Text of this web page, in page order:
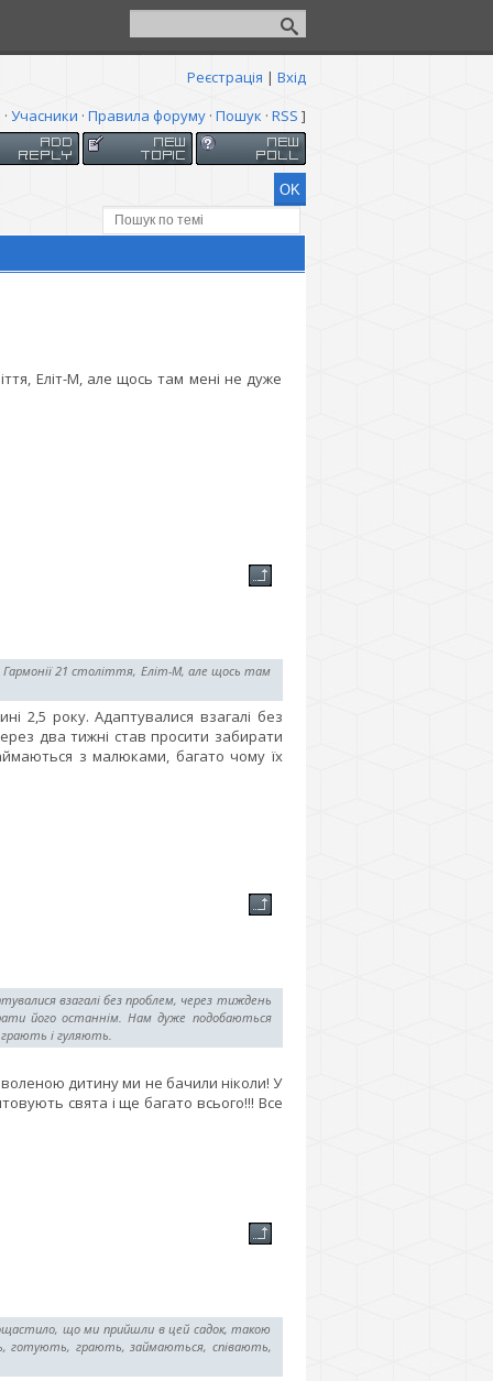
Реєстрація | Вхід
· Учасники · Правила форуму· Пошук · RSS ]
Еліт-М, але щось там мені не дуже
Гармонії 21 століття, Еліт-М, але щось там
2,5 року. Адаптувалися взагалі без
два тижні став просити забирати
з малюками, багато чому їх
взагалі без проблем, через тиждень
його останнім. Нам дуже подобаються
і гуляють.
дитину ми не бачили ніколи! У
свята і ще багато всього!!! Все
що ми прийшли в цей садок, такою
готують, грають, займаються, співають,